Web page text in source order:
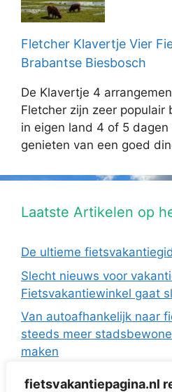
fietsvakantiepagina.nl
Fletcher Klavertje Vier
Brabantse Biesbosch
De Klavertje 4
Fletcher zijn zeer populair
in eigen land 4 of 5
genieten van een goed
Laatste Artikelen op
De ultieme
Slecht nieuws voor
Fietsvakantiewinkel gaat
Van autoafhankelijk naar
steeds meer
maken